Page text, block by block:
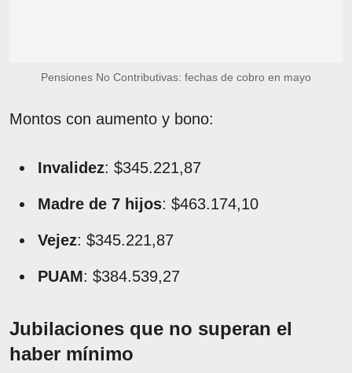
Pensiones No Contributivas: fechas de cobro en mayo
Montos con aumento y bono:
Invalidez: $345.221,87
Madre de 7 hijos: $463.174,10
Vejez: $345.221,87
PUAM: $384.539,27
Jubilaciones que no superan el
haber mínimo